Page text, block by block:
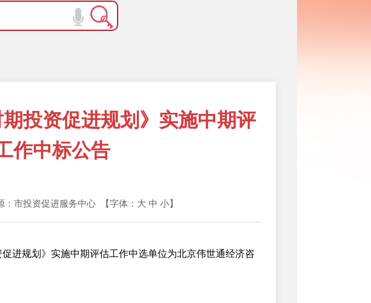
期投资促进规划》实施中期评
作中标公告
市投资促进服务中心 【字体： 大 中 小】
进规划》实施中期评估工作中选单位为北京伟世通经济咨